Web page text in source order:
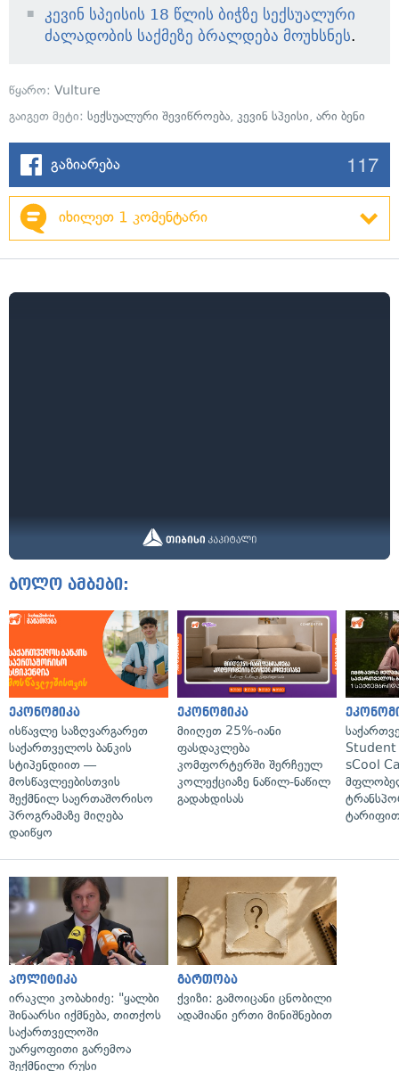
კევინ სპეისის 18 წლის ბიჭზე სექსუალური
ძალადობის საქმეზე ბრალდება მოუხსნეს.
წყარო: Vulture
გაიგეთ მეტი: სექსუალური შევიწროება, კევინ სპეისი, არი ბენი
გაზიარება 117
იხილეთ 1 კომენტარი
ბოლო ამბები:
ეკონომიკა
ისწავლე საზღვარგარეთ
საქართველოს ბანკის
სტიპენდიით —
მოსწავლეებისთვის
შექმნილ საერთაშორისო
პროგრამაზე მიღება
დაიწყო
ეკონომიკა
მიიღეთ 25%-იანი
ფასდაკლება
კომფორტერში შერჩეულ
კოლექციაზე ნაწილ-ნაწილ
გადახდისას
Student
sCool
პოლიტიკა
ირაკლი კობახიძე: "ყალბი
შინაარსი იქმნება, თითქოს
საქართველოში
უარყოფითი გარემოა
შექმნილი რუსი
გართობა
ქვიზი: გამოიცანი ცნობილი
ადამიანი ერთი მინიშნებით